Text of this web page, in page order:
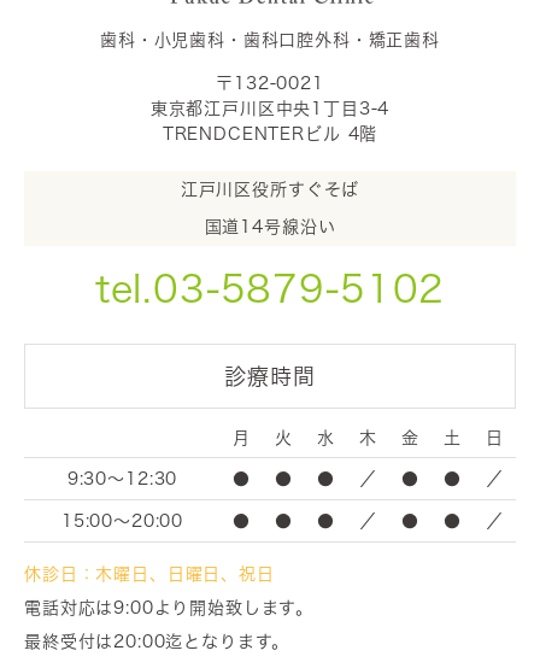
歯科・小児歯科・歯科口腔外科・矯正歯科
〒132-0021
東京都江戸川区中央1丁目3-4
TRENDCENTERビル 4階
江戸川区役所すぐそば
国道14号線沿い
tel.03-5879-5102
診療時間
月 火 水 木 金 土 日
9:30～12:30 ● ● ● ／ ● ● ／
15:00～20:00 ● ● ● ／ ● ● ／
休診日：木曜日、日曜日、祝日
電話対応は9:00より開始致します。
最終受付は20:00迄となります。